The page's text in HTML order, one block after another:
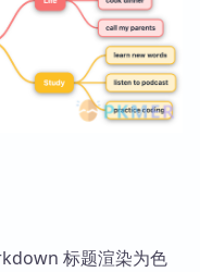
标题渲染为色